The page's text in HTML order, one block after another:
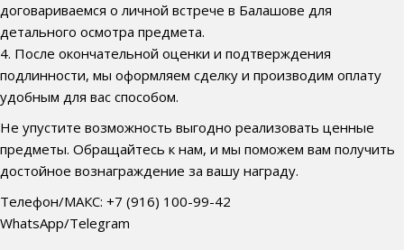
договариваемся о личной встрече в Балашове для
детального осмотра предмета.
4. После окончательной оценки и подтверждения
подлинности, мы оформляем сделку и производим оплату
удобным для вас способом.
Не упустите возможность выгодно реализовать ценные
предметы. Обращайтесь к нам, и мы поможем вам получить
достойное вознаграждение за вашу награду.
Телефон/МАКС: +7 (916) 100-99-42
WhatsApp/Telegram